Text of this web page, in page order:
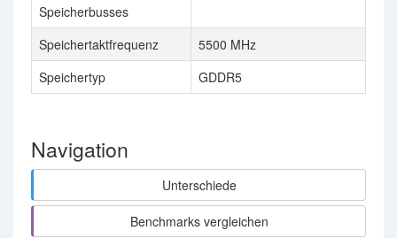
Speicherbusses
Speichertaktfrequenz 5500 MHz
Speichertyp
GDDR5
Navigation
Unterschiede
Benchmarks vergleichen